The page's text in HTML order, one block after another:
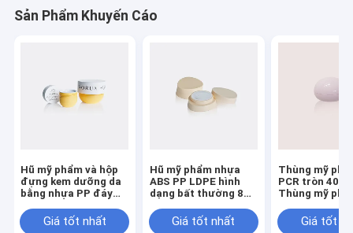
Sản Phẩm Khuyến Cáo
Hũ mỹ phẩm và hộp
đựng kem dưỡng da
bằng nhựa PP đáy
50ML 200ML
Giá tốt nhất
Hũ mỹ phẩm nhựa
ABS PP LDPE hình
dạng bất thường 8ml
nhũ tương GR725
Giá tốt nhất
Thùng mỹ
PCR tròn
Thùng mỹ
kem dưỡng da
Giá tốt